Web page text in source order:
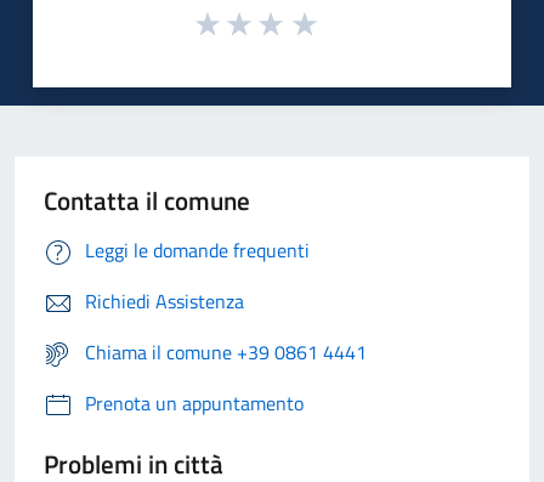
Contatta il comune
Leggi le domande frequenti
Richiedi Assistenza
Chiama il comune +39 0861 4441
Prenota un appuntamento
Problemi in città